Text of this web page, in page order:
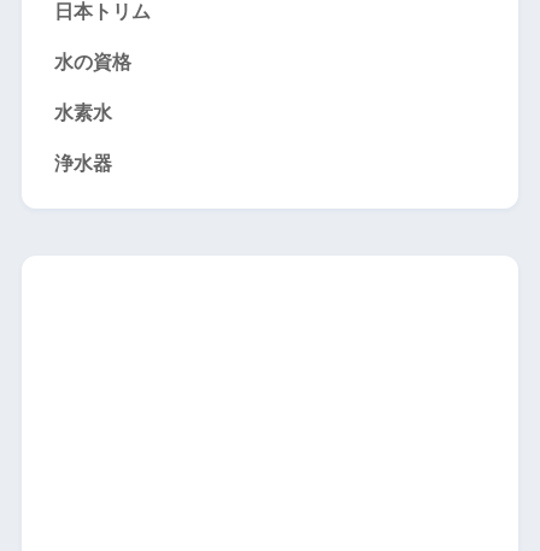
日本トリム
水の資格
水素水
浄水器